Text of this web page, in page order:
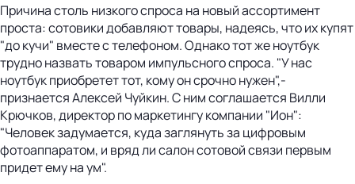
Причина столь низкого спроса на новый ассортимент
проста: сотовики добавляют товары, надеясь, что их купят
"до кучи" вместе с телефоном. Однако тот же ноутбук
трудно назвать товаром импульсного спроса. "У нас
ноутбук приобретет тот, кому он срочно нужен",-
признается Алексей Чуйкин. С ним соглашается Вилли
Крючков, директор по маркетингу компании "Ион":
"Человек задумается, куда заглянуть за цифровым
фотоаппаратом, и вряд ли салон сотовой связи первым
придет ему на ум".